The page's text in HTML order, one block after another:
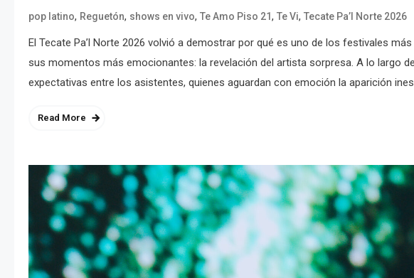
pop latino, Reguetón, shows en vivo, Te Amo Piso 21, Te Vi, Tecate Pa’l Norte 2026
El Tecate Pa’l Norte 2026 volvió a demostrar por qué es uno de los festivales
sus momentos más emocionantes: la revelación del artista sorpresa. A lo largo
expectativas entre los asistentes, quienes aguardan con emoción la aparición
Read More